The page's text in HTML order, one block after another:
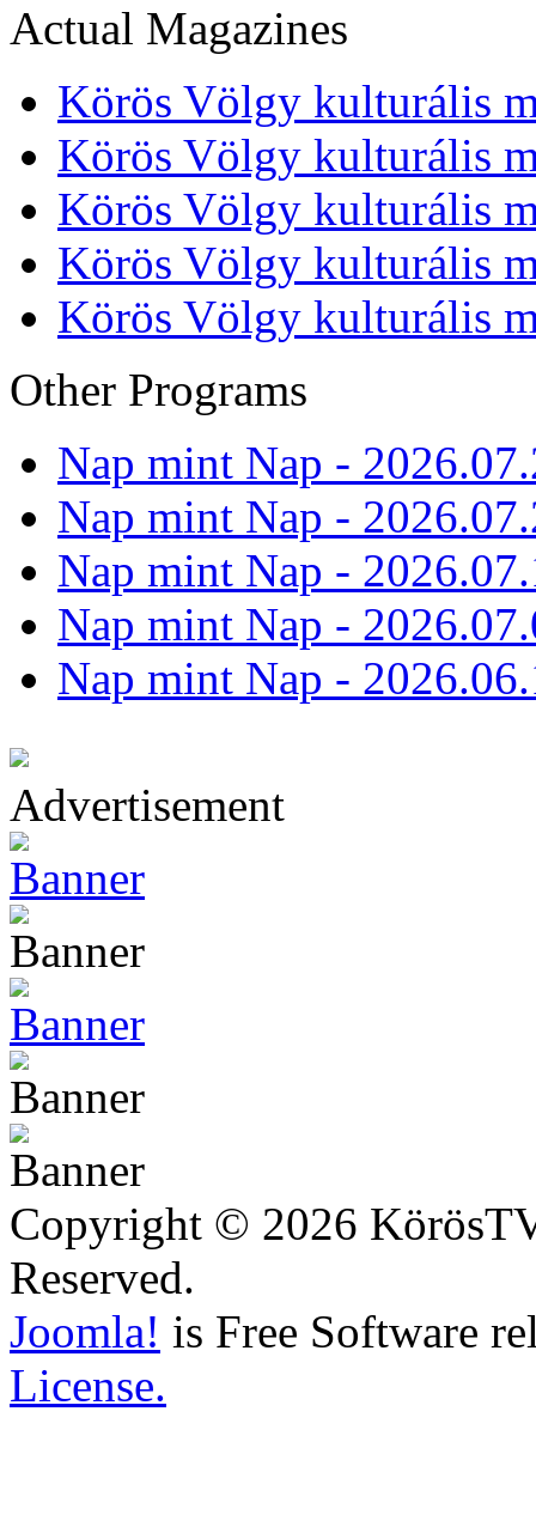
Actual Magazines
Körös Völgy kulturális
Körös Völgy kulturális
Körös Völgy kulturális
Körös Völgy kulturális
Körös Völgy kulturális
Other Programs
Nap mint Nap -
Nap mint Nap -
Nap mint Nap -
Nap mint Nap -
Nap mint Nap -
Advertisement
Copyright © 2026
Reserved.
Joomla! is Free Software
License.